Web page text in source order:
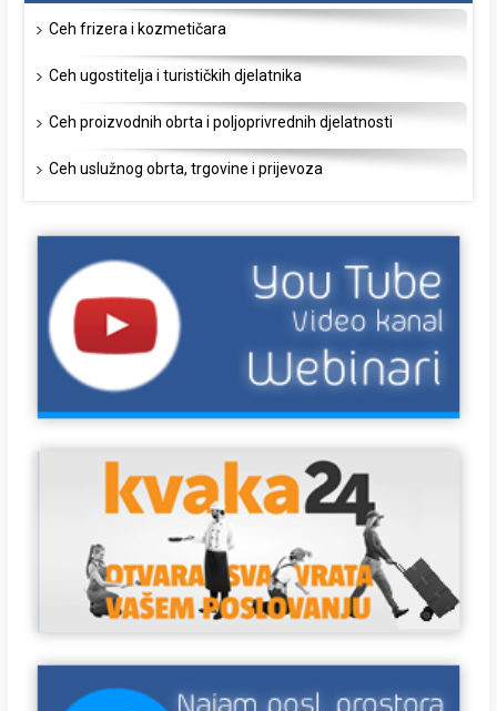
Ceh frizera i kozmetičara
Ceh ugostitelja i turističkih djelatnika
Ceh proizvodnih obrta i poljoprivrednih djelatnosti
Ceh uslužnog obrta, trgovine i prijevoza